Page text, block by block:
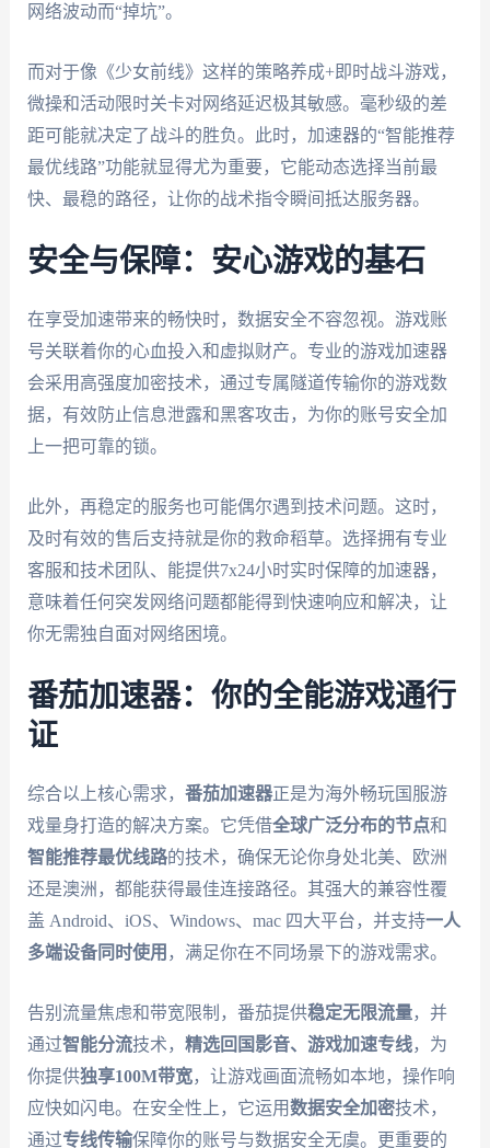
网络波动而“掉坑”。
而对于像《少女前线》这样的策略养成+即时战斗游戏，
微操和活动限时关卡对网络延迟极其敏感。毫秒级的差
距可能就决定了战斗的胜负。此时，加速器的“智能推荐
最优线路”功能就显得尤为重要，它能动态选择当前最
快、最稳的路径，让你的战术指令瞬间抵达服务器。
安全与保障：安心游戏的基石
在享受加速带来的畅快时，数据安全不容忽视。游戏账
号关联着你的心血投入和虚拟财产。专业的游戏加速器
会采用高强度加密技术，通过专属隧道传输你的游戏数
据，有效防止信息泄露和黑客攻击，为你的账号安全加
上一把可靠的锁。
此外，再稳定的服务也可能偶尔遇到技术问题。这时，
及时有效的售后支持就是你的救命稻草。选择拥有专业
客服和技术团队、能提供7x24小时实时保障的加速器，
意味着任何突发网络问题都能得到快速响应和解决，让
你无需独自面对网络困境。
番茄加速器：你的全能游戏通行
证
综合以上核心需求， 番茄加速器正是为海外畅玩国服游
戏量身打造的解决方案。它凭借全球广泛分布的节点和
智能推荐最优线路的技术，确保无论你身处北美、欧洲
还是澳洲，都能获得最佳连接路径。其强大的兼容性覆
盖 Android、iOS、Windows、mac 四大平台，并支持一人
多端设备同时使用 ，满足你在不同场景下的游戏需求。
告别流量焦虑和带宽限制，番茄提供稳定无限流量，并
通过智能分流技术， 精选回国影音、游戏加速专线，为
你提供独享100M带宽，让游戏画面流畅如本地，操作响
应快如闪电。在安全性上，它运用数据安全加密技术，
通过专线传输保障你的账号与数据安全无虞。更重要的